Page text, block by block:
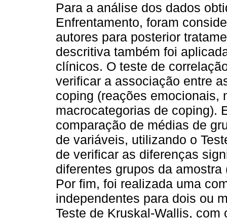
Para a análise dos dados
Enfrentamento, foram
autores para posterior
descritiva também foi
clínicos. O teste de
verificar a associação entre
coping (reações emocionais,
macrocategorias de coping).
comparação de médias de
de variáveis, utilizando o
de verificar as diferenças
diferentes grupos da
Por fim, foi realizada uma
independentes para dois ou
Teste de Kruskal-Wallis,